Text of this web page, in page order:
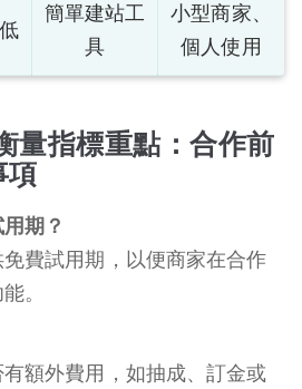
低
簡單建站工
具
小型商家、
個人使用
量指標重點：合作前
項
期？
費試用期，以便商家在合作
。
額外費用，如抽成、訂金或